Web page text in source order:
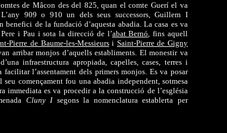
de Mâcon des del 825, quan el comte Guerí el va
909 o 910 un dels seus successors, Guillem I
benefici de la fundació d’aquesta abadia. La casa es va
i Pau i sota la direcció de l’abat Bernó, fins aquell
Pierre de Baume-les-Messieursi Saint-Pierre de Gigny
arribar monjos d’aquells establiments. El monestir va
infraestructura apropiada, capelles, cases, terres i
l’assentament dels primers monjos. Es va posar
començament fou una abadia independent, sotmesa
immediata es va procedir a la construcció de l’església
Cluny Isegons la nomenclatura establerta per